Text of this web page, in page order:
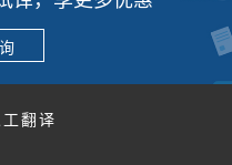
翻译